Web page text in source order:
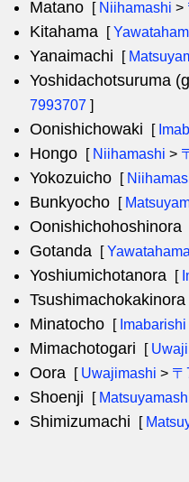
Matano [ Niihamashi >
Kitahama [
Yanaimachi [
Yoshidachotsuruma
7993707 ]
Oonishichowaki [
Hongo [ Niihamashi >
Yokozuicho [
Bunkyocho [
Oonishichohoshinora
Gotanda [
Yoshiumichotanora [
Tsushimachokakinora
Minatocho [ Imabarishi
Mimachotogari [
Oora [ Uwajimashi >
Shoenji [
Shimizumachi [